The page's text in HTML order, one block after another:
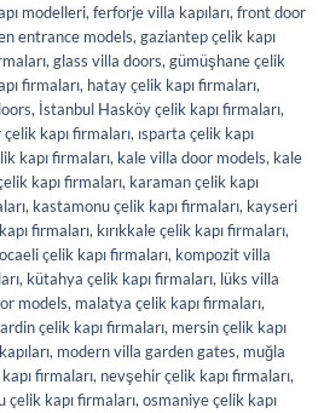
modelleri,ferforje villa kapıları,front door
entrance models,gaziantep çelik kapı
,glass villa doors,gümüşhane çelik
firmaları, hatay çelik kapı firmaları,
, İstanbul Hasköy çelik kapı firmaları,
çelik kapı firmaları, ısparta çelik kapı
kapı firmaları, kale villa door models, kale
kapı firmaları, karaman çelik kapı
, kastamonu çelik kapı firmaları, kayseri
firmaları, kırıkkale çelik kapı firmaları,
çelik kapı firmaları, kompozit villa
, kütahya çelik kapı firmaları, lüks villa
models, malatya çelik kapı firmaları,
çelik kapı firmaları, mersin çelik kapı
, modern villa garden gates, muğla
firmaları, nevşehir çelik kapı firmaları,
çelik kapı firmaları,osmaniye çelik kapı